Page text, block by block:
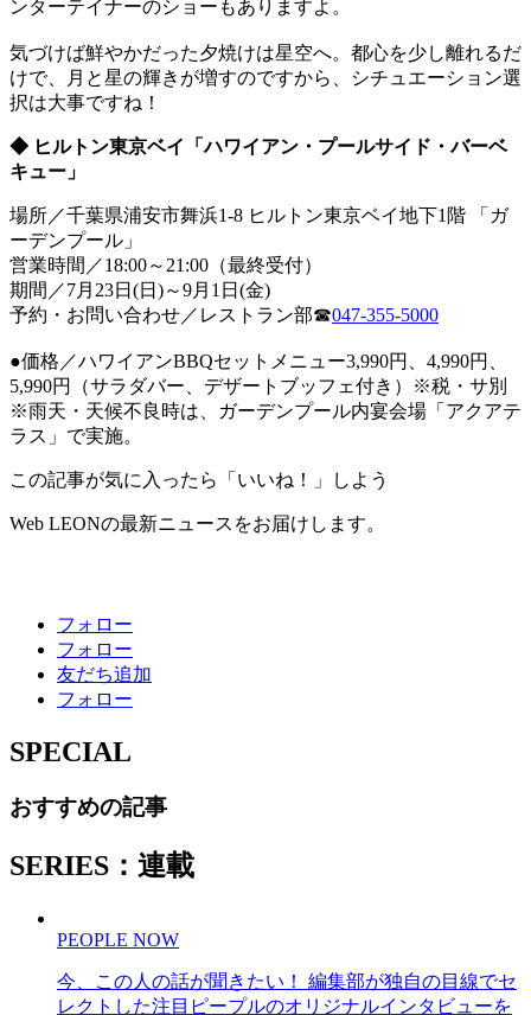
ンターテイナーのショーもありますよ。
気づけば鮮やかだった夕焼けは星空へ。都心を少し離れるだ
けで、月と星の輝きが増すのですから、シチュエーション選
択は大事ですね！
◆ ヒルトン東京ベイ「ハワイアン・プールサイド・バーベ
キュー」
場所／千葉県浦安市舞浜1-8 ヒルトン東京ベイ地下1階 「ガ
ーデンプール」
営業時間／18:00～21:00（最終受付）
期間／7月23日(日)～9月1日(金)
予約・お問い合わせ／レストラン部☎047-355-5000
●価格／ハワイアンBBQセットメニュー3,990円、4,990円、
5,990円（サラダバー、デザートブッフェ付き）※税・サ別
※雨天・天候不良時は、ガーデンプール内宴会場「アクアテ
ラス」で実施。
この記事が気に入ったら「いいね！」しよう
Web LEONの最新ニュースをお届けします。
フォロー
フォロー
友だち追加
フォロー
SPECIAL
おすすめの記事
SERIES：連載
PEOPLE NOW
今、この人の話が聞きたい！ 編集部が独自の目線でセ
レクトした注目ピープルのオリジナルインタビューを